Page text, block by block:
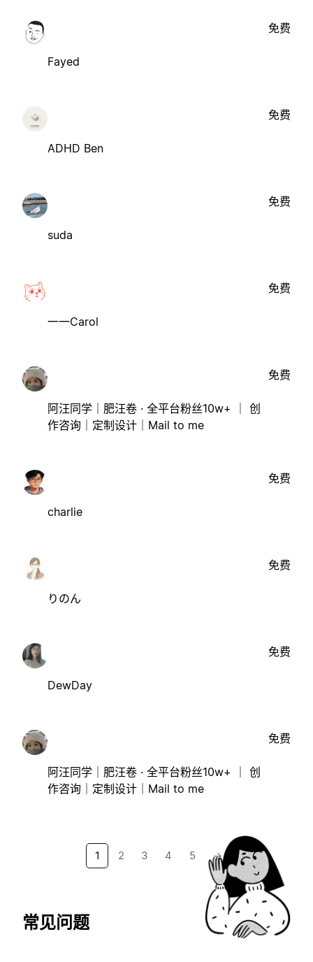
Fayed
免费
ADHD Ben
免费
suda
免费
一一Carol
免费
阿汪同学｜肥汪卷 · 全平台粉丝10w+ ｜ 创
作咨询｜定制设计｜Mail to me
免费
charlie
免费
りのん
免费
DewDay
免费
阿汪同学｜肥汪卷 · 全平台粉丝10w+ ｜ 创
作咨询｜定制设计｜Mail to me
免费
1 2 3 4 5 →
常见问题